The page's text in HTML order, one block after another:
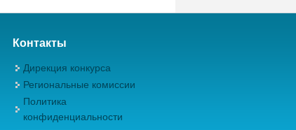
Контакты
Дирекция конкурса
Региональные комиссии
Политика
конфиденциальности